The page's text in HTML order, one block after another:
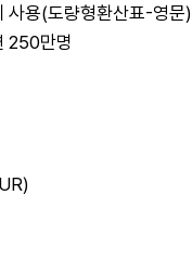
사용(도량형환산표-영문)
250만명